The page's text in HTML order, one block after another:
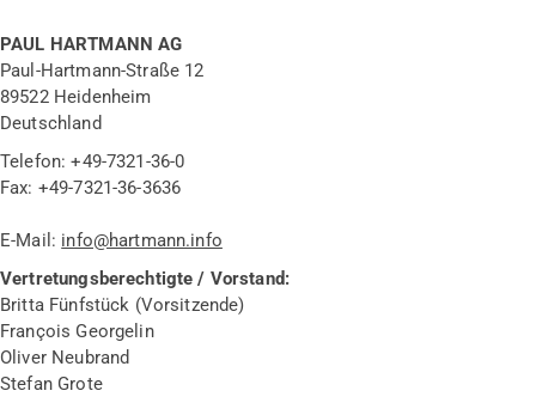
PAUL HARTMANN AG
Paul-Hartmann-Straße 12
89522 Heidenheim
Deutschland
Telefon: +49-7321-36-0
Fax: +49-7321-36-3636
E-Mail: info@hartmann.info
Vertretungsberechtigte / Vorstand:
Britta Fünfstück (Vorsitzende)
François Georgelin
Oliver Neubrand
Stefan Grote